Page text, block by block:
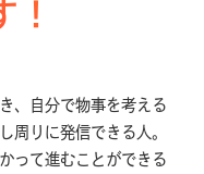
、自分で物事を考える
周りに発信できる人。
って進むことができる